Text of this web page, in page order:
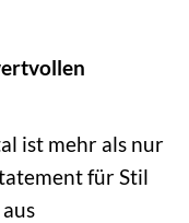
ist mehr als nur
für Stil